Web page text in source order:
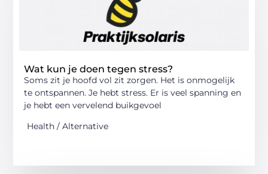
Wat kun je doen tegen stress?
Soms zit je hoofd vol zit zorgen. Het is onmogelijk
te ontspannen. Je hebt stress. Er is veel spanning en
je hebt een vervelend buikgevoel
Health / Alternative